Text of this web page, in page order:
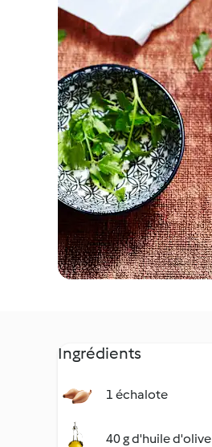
Ingrédients
1 échalote
40 g d'huile d'olive